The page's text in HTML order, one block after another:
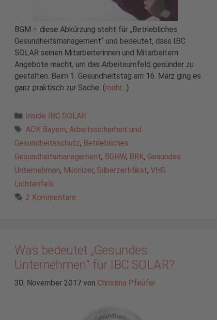
BGM – diese Abkürzung steht für „Betriebliches
Gesundheitsmanagement“ und bedeutet, dass IBC
SOLAR seinen Mitarbeiterinnen und Mitarbeitern
Angebote macht, um das Arbeitsumfeld gesünder zu
gestalten. Beim 1. Gesundheitstag am 16. März ging es
ganz praktisch zur Sache. (mehr…)
Kategorien
Inside IBC SOLAR
Schlagwörter
AOK Bayern, Arbeitssicherheit und
Gesundheitsschutz, Betriebliches
Gesundheitsmanagement, BGHW, BRK, Gesundes
Unternehmen, Milonizer, Silberzertifikat, VHS
Lichtenfels
2 Kommentare
Was bedeutet „Gesundes
Unternehmen“ für IBC SOLAR?
30. November 2017 von Christina Pfeufer